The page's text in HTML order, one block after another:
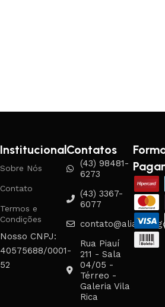
Institucional
Sobre Nós
Contato
Termos e
Condições
Nosso CNPJ:
40575688/0001-
52
Contatos
(43) 98481-
6273
(43) 3367-
6077
Rua Piauí
211 - Sala
04/05 -
Térreo -
Galeria Vila
Rica